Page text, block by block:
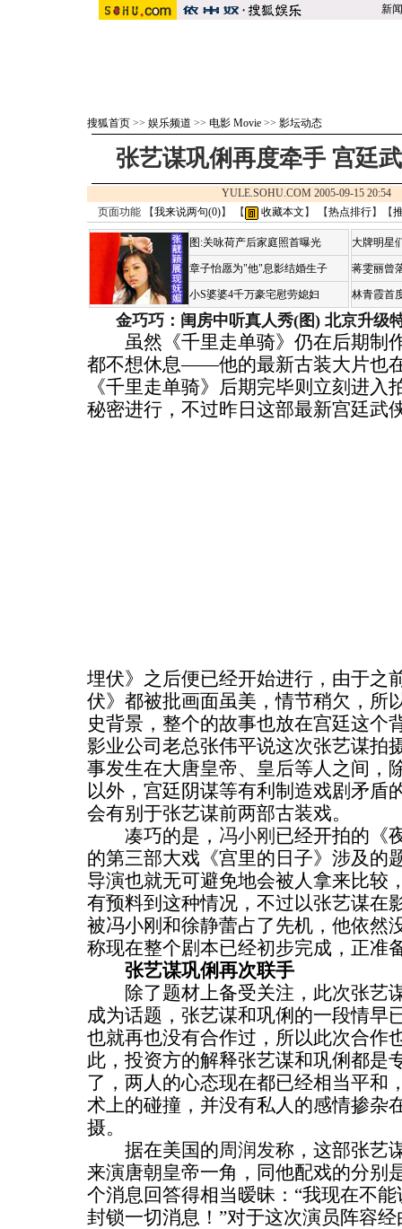
新闻
搜狐首页 >> 娱乐频道 >> 电影 Movie >> 影坛动态
张艺谋巩俐再度牵手 宫廷
YULE.SOHU.COM 2005-09-15
页面功能 【我来说两句(0)】 【 收藏本文 】 【热点排行】【
图:关咏荷产后家庭照首曝光
章子怡愿为"他"息影结婚生子
小S婆婆4千万豪宅慰劳媳妇
大牌明星
蒋雯丽曾
林青霞首
金巧巧：闺房中听真人秀(图) 北京升级
虽然《千里走单骑》仍在后期制
都不想休息——他的最新古装大片也
《千里走单骑》后期完毕则立刻进入
秘密进行，不过昨日这部最新宫廷武
埋伏》之后便已经开始进行，由于之
伏》都被批画面虽美，情节稍欠，所
史背景，整个的故事也放在宫廷这个
影业公司老总张伟平说这次张艺谋拍
事发生在大唐皇帝、皇后等人之间，
以外，宫廷阴谋等有利制造戏剧矛盾
会有别于张艺谋前两部古装戏。
凑巧的是， 冯小刚 已经开拍的《
的第三部大戏《宫里的日子》涉及的
导演也就无可避免地会被人拿来比较
有预料到这种情况，不过以张艺谋在
被冯小刚和徐静蕾占了先机，他依然
称现在整个剧本已经初步完成，正准
张艺谋巩俐再次联手
除了题材上备受关注，此次张艺
成为话题，张艺谋和巩俐的一段情早
也就再也没有合作过，所以此次合作
此，投资方的解释张艺谋和巩俐都是
了，两人的心态现在都已经相当平和
术上的碰撞，并没有私人的感情掺杂
摄。
据在美国的周润发称，这部张艺
来演唐朝皇帝一角，同他配戏的分别
个消息回答得相当暧昧：“我现在不
封锁一切消息！”对于这次演员阵容